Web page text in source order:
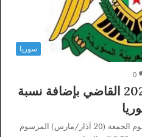
سوريا
0
المرسوم رقم 67 لعام 2026 القاضي بإضافة نسبة
أصدر الرئيس السوري أحمد الشرع اليوم الجمعة (20 آذار/مارس) المرسوم